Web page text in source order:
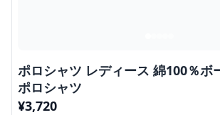
ポロシャツ レディース 綿100％ボ
ポロシャツ
¥3,720